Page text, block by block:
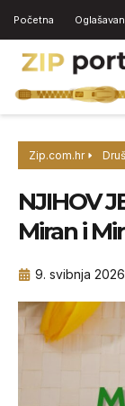
Početna
Zip.com.hr
NJIHOV
Miran i
9. svibnja